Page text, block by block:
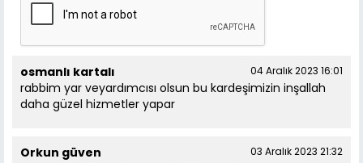
osmanlı kartalı 04 Aralık 2023 16:01
rabbim yar veyardımcısı olsun bu kardeşimizin inşallah
daha güzel hizmetler yapar
Orkun güven 03 Aralık 2023 21:32